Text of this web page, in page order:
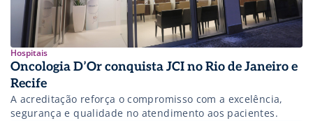
Hospitais
Oncologia D’Or conquista JCI no Rio de Janeiro e
Recife
A acreditação reforça o compromisso com a excelência,
segurança e qualidade no atendimento aos pacientes.